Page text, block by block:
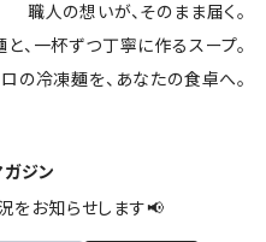
職人の想いが、そのまま届く。
、一杯ずつ丁寧に作るスープ。
の冷凍麺を、あなたの食卓へ。
ジン
をお知らせします📢